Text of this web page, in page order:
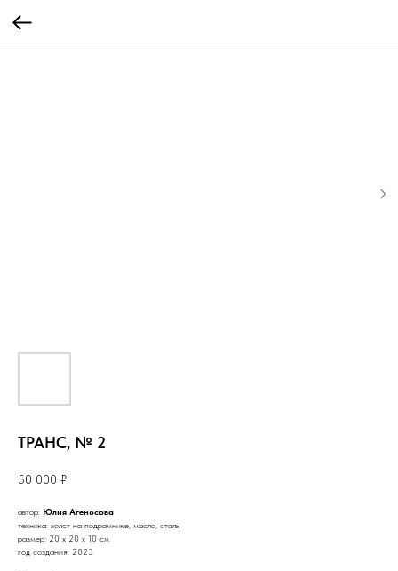
ТРАНС, № 2
50 000 ₽
автор: Юлия Агеносова
техника: холст на подрамнике, масло, сталь
размер: 20 х 20 х 10 см
год создания: 2023